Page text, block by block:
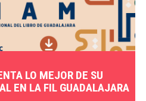
LO MEJOR DE SU
EN LA FIL GUADALAJARA